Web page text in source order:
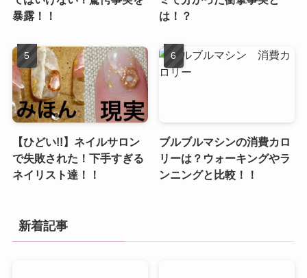
暴露！！
は！？
【ひどい!!】ネイルサロン
で失敗された！下手すぎる
ネイリスト達！！
ブルブルマシンの消費カロ
リーは？ウォーキングやラ
ンニングと比較！！
新着記事